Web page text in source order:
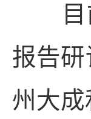
目前
报告
州大